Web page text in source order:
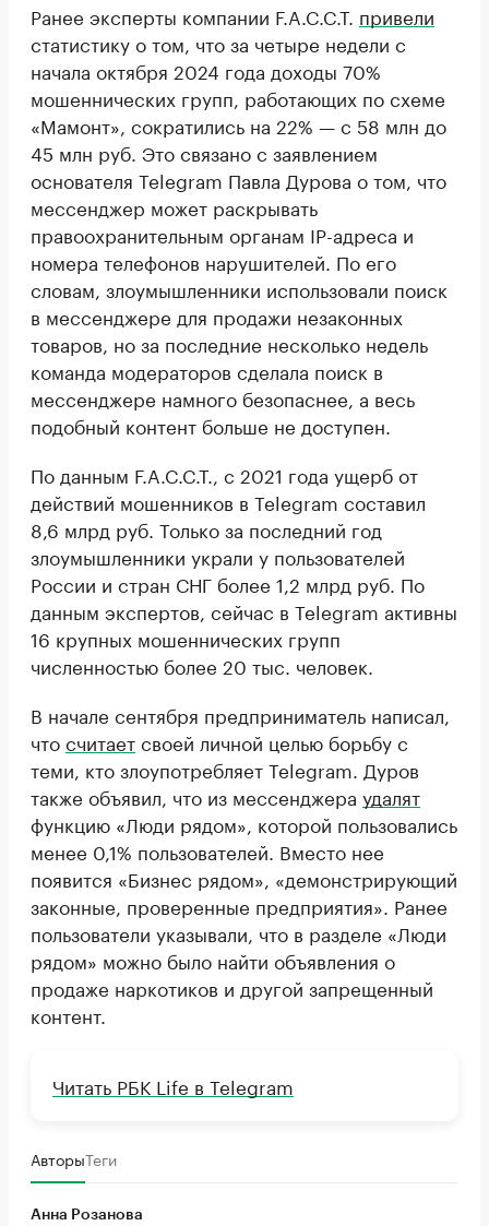
Ранее эксперты компании F.A.C.C.T. привели
статистику о том, что за четыре недели с
начала октября 2024 года доходы 70%
мошеннических групп, работающих по схеме
«Мамонт», сократились на 22% — с 58 млн до
45 млн руб. Это связано с заявлением
основателя Telegram Павла Дурова о том, что
мессенджер может раскрывать
правоохранительным органам IP-адреса и
номера телефонов нарушителей. По его
словам, злоумышленники использовали поиск
в мессенджере для продажи незаконных
товаров, но за последние несколько недель
команда модераторов сделала поиск в
мессенджере намного безопаснее, а весь
подобный контент больше не доступен.
По данным F.A.C.C.T., с 2021 года ущерб от
действий мошенников в Telegram составил
8,6 млрд руб. Только за последний год
злоумышленники украли у пользователей
России и стран СНГ более 1,2 млрд руб. По
данным экспертов, сейчас в Telegram активны
16 крупных мошеннических групп
численностью более 20 тыс. человек.
В начале сентября предприниматель написал,
чтосчитаетсвоей личной целью борьбу с
теми, кто злоупотребляет Telegram. Дуров
также объявил, что из мессенджера удалят
функцию «Люди рядом», которой пользовались
менее 0,1% пользователей. Вместо нее
появится «Бизнес рядом», «демонстрирующий
законные, проверенные предприятия». Ранее
пользователи указывали, что в разделе «Люди
рядом» можно было найти объявления о
продаже наркотиков и другой запрещенный
контент.
Читать РБК Life в Telegram
АвторыТеги
Анна Розанова